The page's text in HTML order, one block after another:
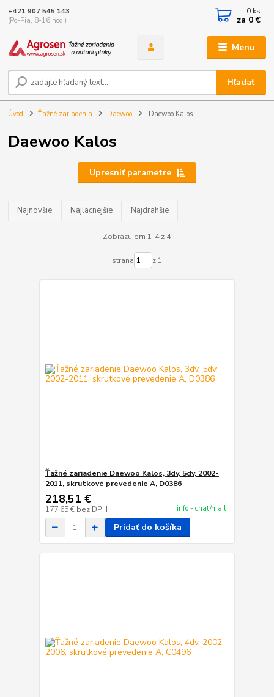
Menu
Hľadať
+421 907 545 143
(Po-Pia, 8-16 hod.)
0 ks
za 0 €
Úvod Ťažné zariadenia Daewoo Daewoo Kalos
Daewoo Kalos
Upresniť parametre
Najnovšie Najlacnejšie Najdrahšie
Zobrazujem 1-4 z 4
strana z 1
Ťažné zariadenie Daewoo Kalos, 3dv, 5dv, 2002-
2011, skrutkové prevedenie A, D0386
218,51 €
177,65 € bez DPH info - chat/mail
Pridať do košíka